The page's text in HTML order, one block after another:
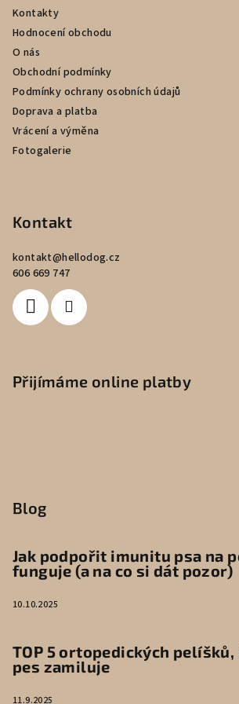
Kontakty
Hodnocení obchodu
O nás
Obchodní podmínky
Podmínky ochrany osobních údajů
Doprava a platba
Vrácení a výměna
Fotogalerie
Kontakt
kontakt@hellodog.cz
606 669 747
Přijímáme online platby
Blog
Jak podpořit imunitu psa na
funguje (a na co si dát pozor)
10.10.2025
TOP 5 ortopedických
pes zamiluje
11.9.2025